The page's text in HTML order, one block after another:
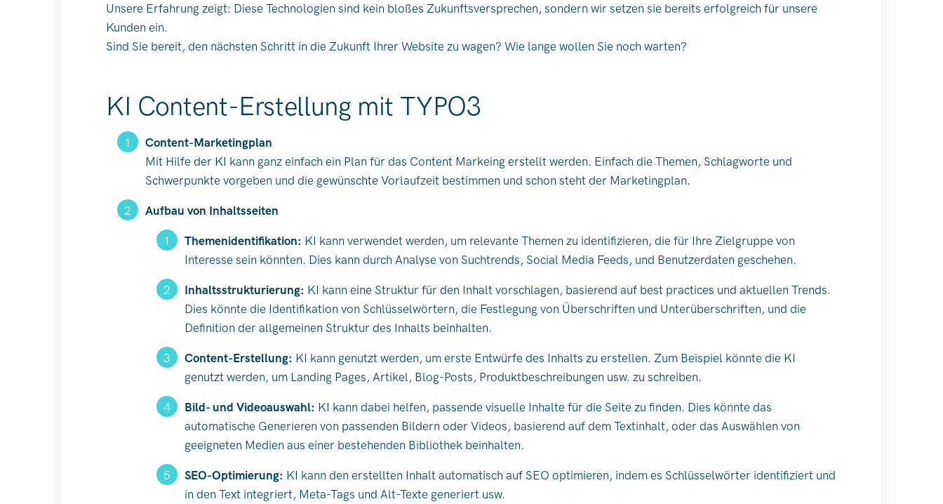
Unsere Erfahrung zeigt: Diese Technologien sind kein bloßes Zukunftsversprechen, sondern wir setzen sie bereits erfolgreich für unsere
Kunden ein.
Sind Sie bereit, den nächsten Schritt in die Zukunft Ihrer Website zu wagen? Wie lange wollen Sie noch warten?
KI Content-Erstellung mit TYPO3
Content-Marketingplan
Mit Hilfe der KI kann ganz einfach ein Plan für das Content Markeing erstellt werden. Einfach die Themen, Schlagworte und
Schwerpunkte vorgeben und die gewünschte Vorlaufzeit bestimmen und schon steht der Marketingplan.
Aufbau von Inhaltsseiten
Themenidentifikation: KI kann verwendet werden, um relevante Themen zu identifizieren, die für Ihre Zielgruppe von
Interesse sein könnten. Dies kann durch Analyse von Suchtrends, Social Media Feeds, und Benutzerdaten geschehen.
Inhaltsstrukturierung: KI kann eine Struktur für den Inhalt vorschlagen, basierend auf best practices und aktuellen Trends.
Dies könnte die Identifikation von Schlüsselwörtern, die Festlegung von Überschriften und Unterüberschriften, und die
Definition der allgemeinen Struktur des Inhalts beinhalten.
Content-Erstellung: KI kann genutzt werden, um erste Entwürfe des Inhalts zu erstellen. Zum Beispiel könnte die KI
genutzt werden, um Landing Pages, Artikel, Blog-Posts, Produktbeschreibungen usw. zu schreiben.
Bild- und Videoauswahl: KI kann dabei helfen, passende visuelle Inhalte für die Seite zu finden. Dies könnte das
automatische Generieren von passenden Bildern oder Videos, basierend auf dem Textinhalt, oder das Auswählen von
geeigneten Medien aus einer bestehenden Bibliothek beinhalten.
SEO-Optimierung: KI kann den erstellten Inhalt automatisch auf SEO optimieren, indem es Schlüsselwörter identifiziert und
in den Text integriert, Meta-Tags und Alt-Texte generiert usw.